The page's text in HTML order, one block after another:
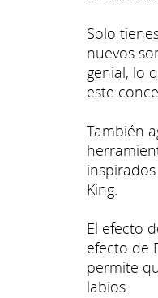
Solo
nuevos
genial, lo
este
También
King.
El efecto
efecto de
permite
labios.